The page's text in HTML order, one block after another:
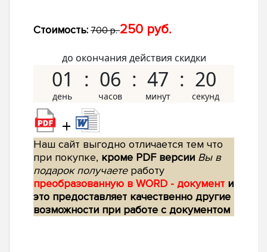
Стоимость: 700 р.250 руб.
до окончания действия скидки
01 06 47 19
+
Наш сайт выгодно отличается тем что
при покупке, кроме PDF версии Вы в
подарок получаетеработу
преобразованную в WORD - документ и
это предоставляет качественно другие
возможности при работе с документом